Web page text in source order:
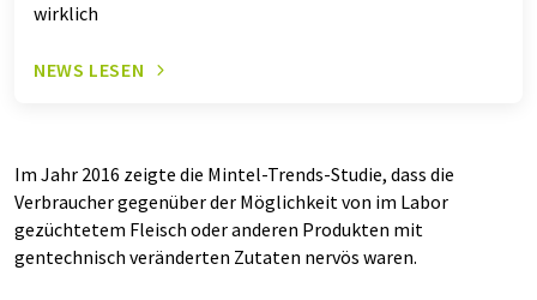
wirklich
NEWS LESEN
Im Jahr 2016 zeigte die Mintel-Trends-Studie, dass die
Verbraucher gegenüber der Möglichkeit von im Labor
gezüchtetem Fleisch oder anderen Produkten mit
gentechnisch veränderten Zutaten nervös waren.